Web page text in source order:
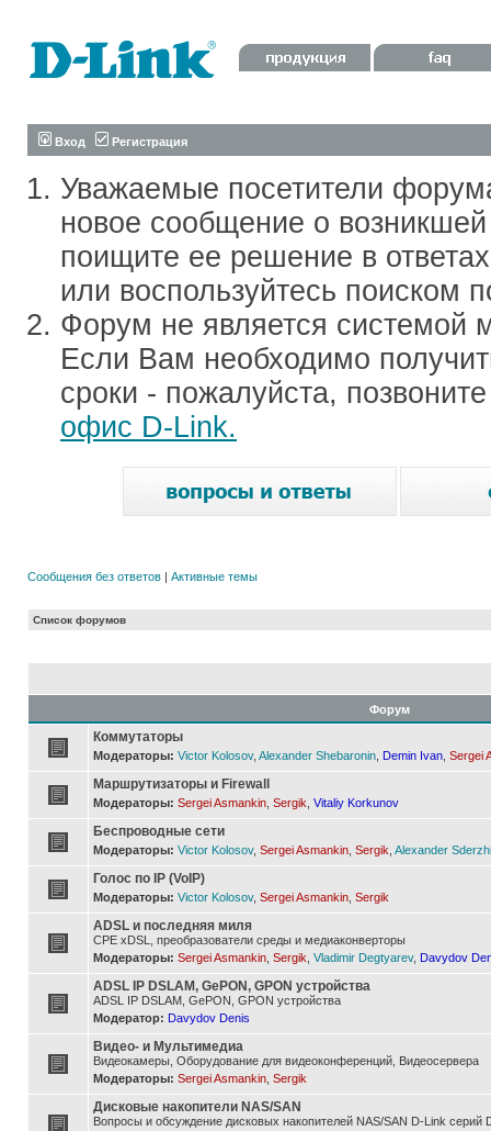
Вход Регистрация
Уважаемые посетители
новое сообщение о
поищите ее решение в
или воспользуйтесь поиском
Форум не является системой
Если Вам необходимо
сроки - пожалуйста,
офис D-Link.
Сообщения без ответов | Активные темы
Список форумов
Форум
Коммутаторы
Модераторы: Victor Kolosov, Alexander Shebaronin Demin Ivan Sergei
Маршрутизаторы и Firewall
Модераторы: Sergei Asmankin Sergik Vitaliy Korkunov
Беспроводные сети
Модераторы: Victor Kolosov, Sergei Asmankin Sergik Alexander
Голос по IP (VoIP)
Модераторы: Victor Kolosov, Sergei Asmankin Sergik
ADSL и последняя миля
CPE xDSL, преобразователи среды и медиаконверторы
Модераторы: Sergei Asmankin Sergik Vladimir Degtyarev, Davydov
ADSL IP DSLAM, GePON, GPON устройства
ADSL IP DSLAM, GePON, GPON устройства
Модератор: Davydov Denis
Видео- и Мультимедиа
Видеокамеры, Оборудование для видеоконференций, Видеосервера
Модераторы: Sergei Asmankin Sergik
Дисковые накопители NAS/SAN
Вопросы и обсуждение дисковых накопителей NAS/SAN D-Link серий